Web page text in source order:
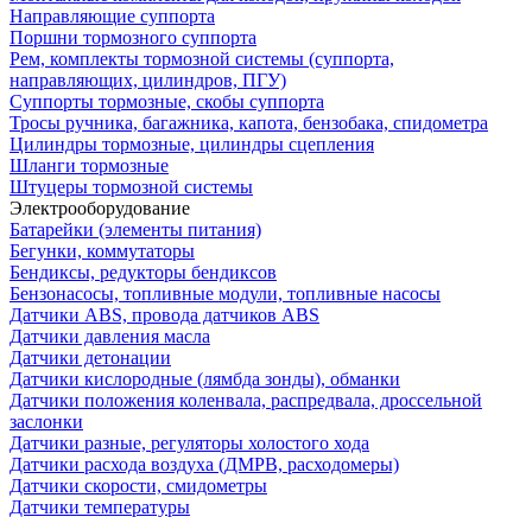
Направляющие суппорта
Поршни тормозного суппорта
Рем, комплекты тормозной системы (суппорта,
направляющих, цилиндров, ПГУ)
Суппорты тормозные, скобы суппорта
Тросы ручника, багажника, капота, бензобака, спидометра
Цилиндры тормозные, цилиндры сцепления
Шланги тормозные
Штуцеры тормозной системы
Электрооборудование
Батарейки (элементы питания)
Бегунки, коммутаторы
Бендиксы, редукторы бендиксов
Бензонасосы, топливные модули, топливные насосы
Датчики ABS, провода датчиков ABS
Датчики давления масла
Датчики детонации
Датчики кислородные (лямбда зонды), обманки
Датчики положения коленвала, распредвала, дроссельной
заслонки
Датчики разные, регуляторы холостого хода
Датчики расхода воздуха (ДМРВ, расходомеры)
Датчики скорости, смидометры
Датчики температуры